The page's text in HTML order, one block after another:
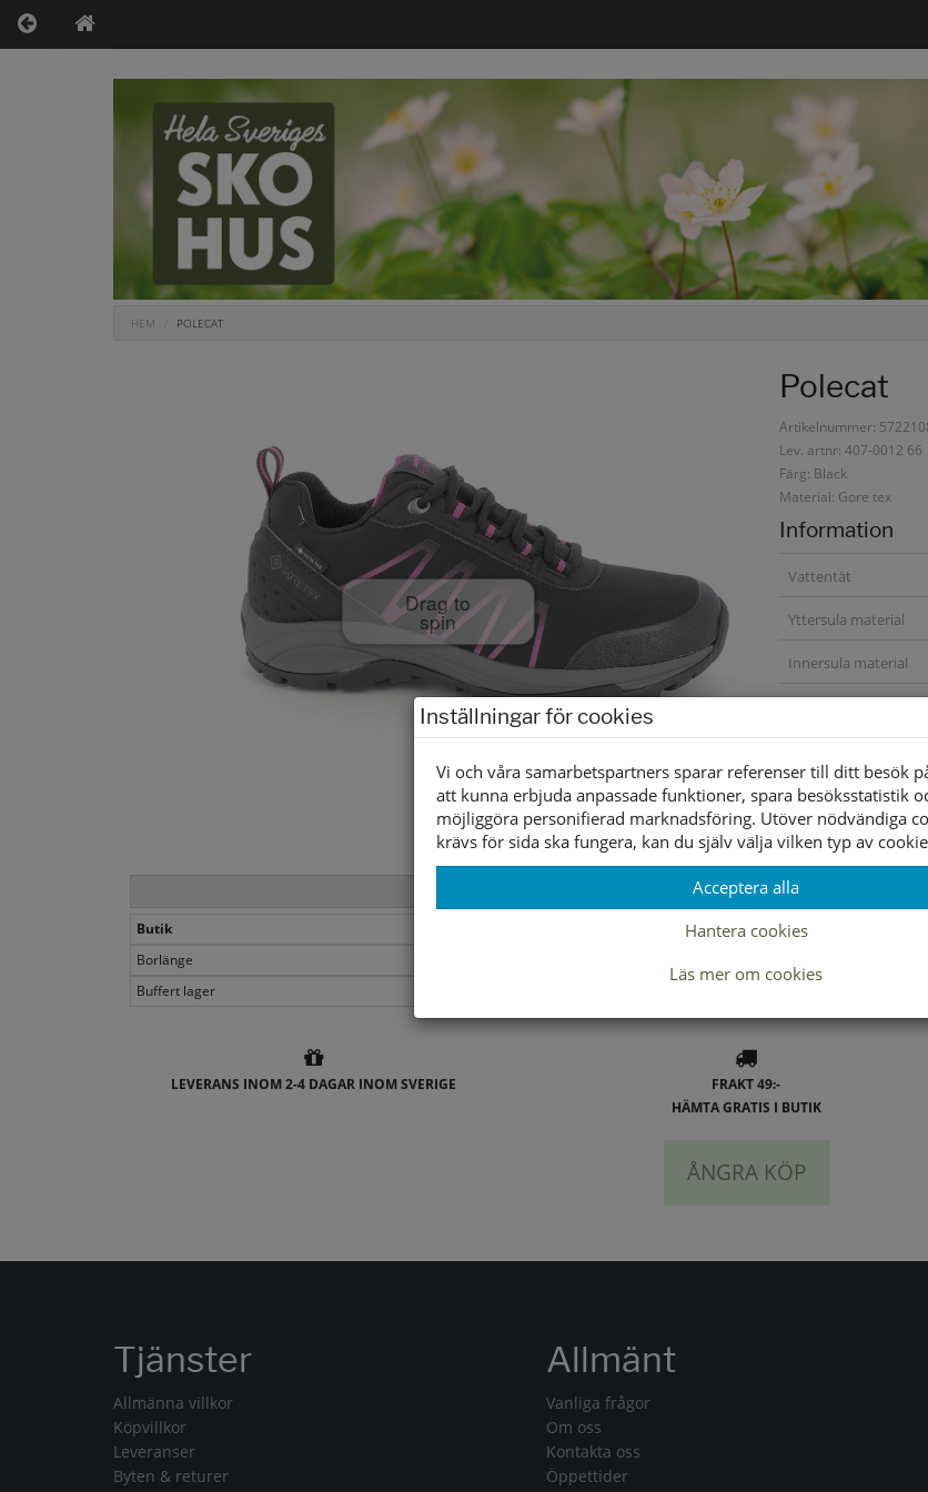
HEM POLECAT
Drag to
spin
Polecat
Artikelnummer:
Lev. artnr: 407-0012 66
Färg: Black
Material: Gore tex
Information
Vattentät
Yttersula material
Innersula material
Lagerstatus per butik
Butik
Borlänge
Buffert lager
LEVERANS INOM 2-4 DAGAR INOM SVERIGE
FRAKT 49:-
HÄMTA GRATIS I BUTIK
ÅNGRA KÖP
Inställningar för cookies
Vi och våra samarbetspartners sparar referenser till ditt besök
att kunna erbjuda anpassade funktioner, spara besöksstatistik
möjliggöra personifierad marknadsföring. Utöver nödvändiga
krävs för sida ska fungera, kan du själv välja vilken typ av
Acceptera alla
Hantera cookies
Läs mer om cookies
Tjänster
Allmänna villkor
Köpvillkor
Leveranser
Byten & returer
Allmänt
Vanliga frågor
Om oss
Kontakta oss
Öppettider